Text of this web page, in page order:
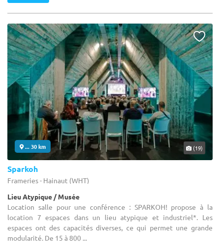
... 30 km (19)
Sparkoh
Frameries - Hainaut (WHT)
Lieu Atypique / Musée
Location salle pour une conférence : SPARKOH! propose à la
location 7 espaces dans un lieu atypique et industriel*. Les
espaces ont des capacités diverses, ce qui permet une grande
modularité. De 15 à 800 ...